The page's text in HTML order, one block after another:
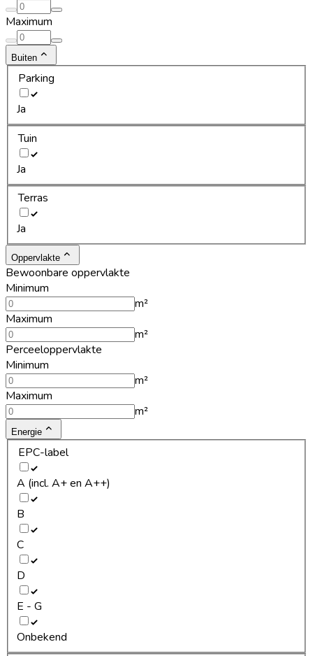
Maximum
Buiten
Parking
Ja
Tuin
Ja
Terras
Ja
Oppervlakte
Bewoonbare oppervlakte
Minimum
m²
Maximum
m²
Perceeloppervlakte
Minimum
m²
Maximum
m²
Energie
EPC-label
A (incl. A+ en A++)
B
C
D
E - G
Onbekend